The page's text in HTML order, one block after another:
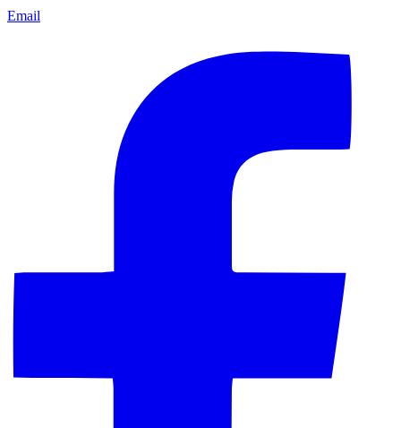
Email